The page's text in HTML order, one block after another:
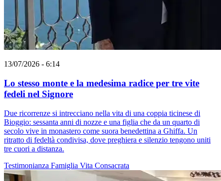
13/07/2026 - 6:14
Lo stesso monte e la medesima radice per tre vite
fedeli nel Signore
Due ricorrenze si intrecciano nella vita di una coppia ticinese di
Bioggio: sessanta anni di nozze e una figlia che da un quarto di
secolo vive in monastero come suora benedettina a Ghiffa. Un
ritratto di fedeltà condivisa, dove preghiera e silenzio tengono uniti
tre cuori a distanza.
Testimonianza Famiglia Vita Consacrata